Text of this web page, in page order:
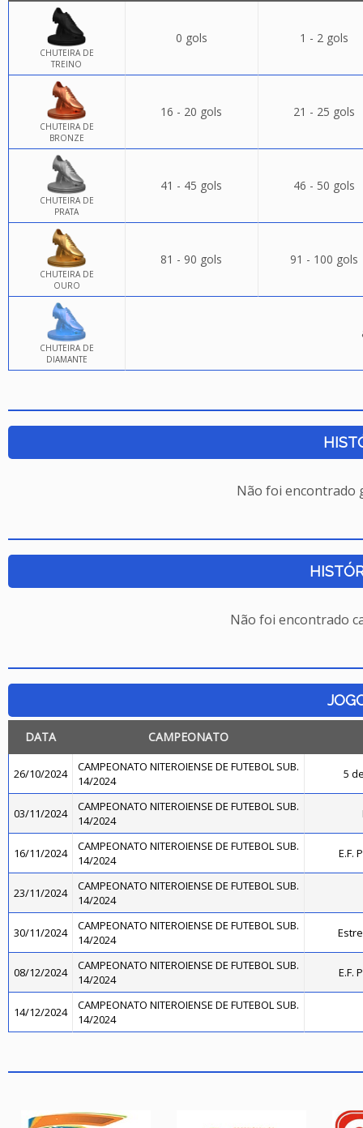
CHUTEIRA DE
TREINO
0 gols 1 - 2 gols
CHUTEIRA DE
BRONZE
16 - 20 gols 21 - 25 gols
CHUTEIRA DE
PRATA
41 - 45 gols 46 - 50 gols
CHUTEIRA DE
OURO
81 - 90 gols 91 - 100 gols
CHUTEIRA DE
DIAMANTE
Não foi encontrado
Não foi encontrado
DATA CAMPEONATO
26/10/2024
CAMPEONATO NITEROIENSE DE FUTEBOL SUB.
14/2024
5
03/11/2024
CAMPEONATO NITEROIENSE DE FUTEBOL SUB.
14/2024
16/11/2024
CAMPEONATO NITEROIENSE DE FUTEBOL SUB.
14/2024
E.F.
23/11/2024
CAMPEONATO NITEROIENSE DE FUTEBOL SUB.
14/2024
30/11/2024
CAMPEONATO NITEROIENSE DE FUTEBOL SUB.
14/2024
08/12/2024
CAMPEONATO NITEROIENSE DE FUTEBOL SUB.
14/2024
E.F.
14/12/2024
CAMPEONATO NITEROIENSE DE FUTEBOL SUB.
14/2024